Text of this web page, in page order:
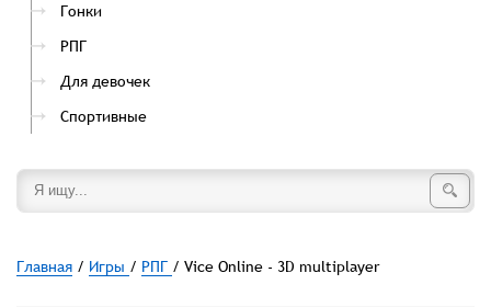
Гонки
РПГ
Для девочек
Спортивные
Главная / Игры / РПГ / Vice Online - 3D multiplayer